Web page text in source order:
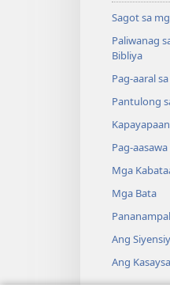
Sagot sa
Paliwanag
Bibliya
Pag-aaral
Pantulong
Pag-
Mga
Mga Bata
Ang
Ang